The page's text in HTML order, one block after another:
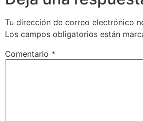
Tu dirección de correo electrónico
Los campos obligatorios están
Comentario *